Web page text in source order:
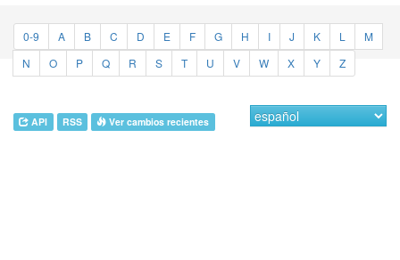
0-9 A B C D E F G H I J K L
M
N
O P Q R S T U V W X Y Z
API RSS Ver cambios recientes